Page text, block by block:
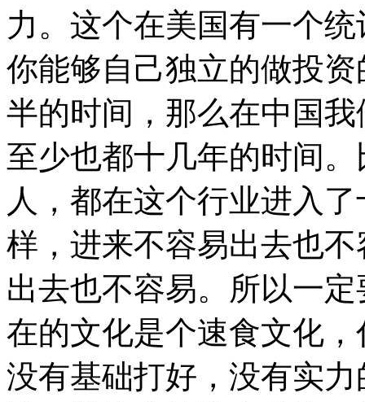
力。这个在美国有一个
你能够自己独立的做投
半的时间，那么在中国
至少也都十几年的时间
人，都在这个行业进入
样，进来不容易出去也
出去也不容易。所以一
在的文化是个速食文化
没有基础打好，没有实